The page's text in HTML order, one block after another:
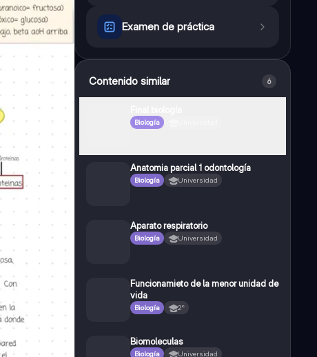
Examen de práctica
Contenido similar 6
Biología
Anatomia parcial 1 odontología
Biología Universidad
Aparato respiratorio
Biología Universidad
Funcionamieto de la menor unidad de
vida
Biología 2°
Biomoleculas
Biología Universidad